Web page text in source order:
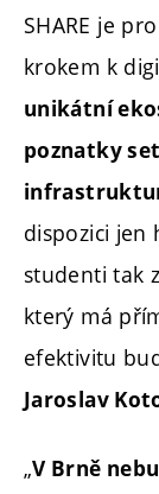
SHARE je
krokem k
unikátní
poznatky
dispozici jen
studenti tak
který má
efektivitu
Jaroslav
„V Brně